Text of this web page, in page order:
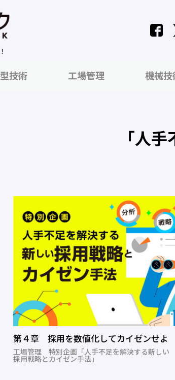
型技術 工場管理 機械技
「人
第４章 採用を数値化してカイゼンせよ
工場管理 特別企画「人手不足を解決する新しい
採用戦略とカイゼン手法」